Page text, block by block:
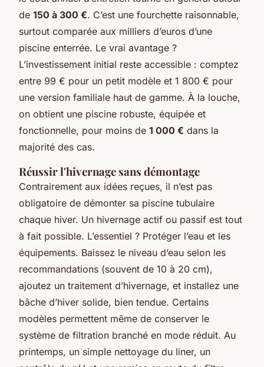
de 150 à 300 €. C’est une fourchette raisonnable,
surtout comparée aux milliers d’euros d’une
piscine enterrée. Le vrai avantage ?
L’investissement initial reste accessible : comptez
entre 99 € pour un petit modèle et 1 800 € pour
une version familiale haut de gamme. À la louche,
on obtient une piscine robuste, équipée et
fonctionnelle, pour moins de 1 000 € dans la
majorité des cas.
Réussir l'hivernage sans démontage
Contrairement aux idées reçues, il n’est pas
obligatoire de démonter sa piscine tubulaire
chaque hiver. Un hivernage actif ou passif est tout
à fait possible. L’essentiel ? Protéger l’eau et les
équipements. Baissez le niveau d’eau selon les
recommandations (souvent de 10 à 20 cm),
ajoutez un traitement d’hivernage, et installez une
bâche d’hiver solide, bien tendue. Certains
modèles permettent même de conserver le
système de filtration branché en mode réduit. Au
printemps, un simple nettoyage du liner, un